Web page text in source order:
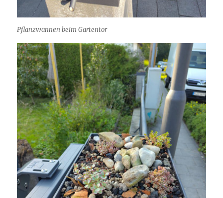
Pflanzwannen beim Gartentor